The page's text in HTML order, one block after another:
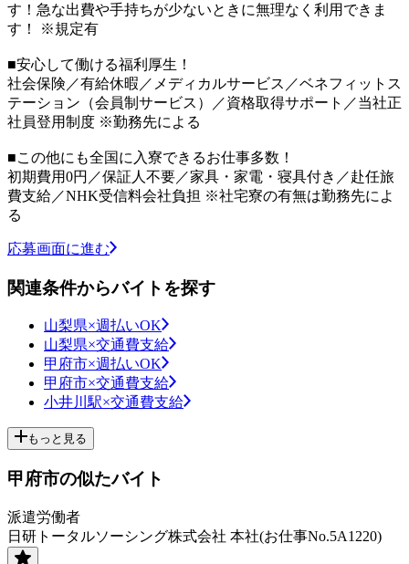
す！急な出費や手持ちが少ないときに無理なく利用できま
す！ ※規定有
■安心して働ける福利厚生！
社会保険／有給休暇／メディカルサービス／ベネフィットス
テーション（会員制サービス）／資格取得サポート／当社正
社員登用制度 ※勤務先による
■この他にも全国に入寮できるお仕事多数！
初期費用0円／保証人不要／家具・家電・寝具付き／赴任旅
費支給／NHK受信料会社負担 ※社宅寮の有無は勤務先によ
る
応募画面に進む
関連条件からバイトを探す
山梨県×週払いOK
山梨県×交通費支給
甲府市×週払いOK
甲府市×交通費支給
小井川駅×交通費支給
もっと見る
甲府市の似たバイト
派遣労働者
日研トータルソーシング株式会社 本社(お仕事No.5A1220)